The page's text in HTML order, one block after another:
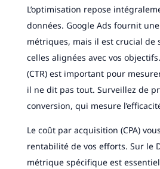
L’optimisation repose
données. Google Ads fournit
métriques, mais il est crucial de
celles alignées avec vos
(CTR) est important pour
il ne dit pas tout. Surveillez de
conversion, qui mesure
Le coût par acquisition (CPA)
rentabilité de vos efforts. Sur le
métrique spécifique est